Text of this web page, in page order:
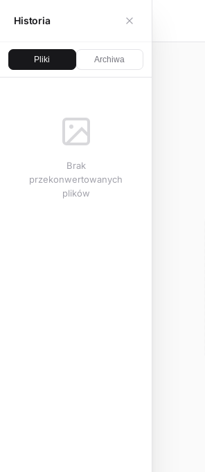
Historia
Pliki Archiwa
Brak
przekonwertowanych
plików